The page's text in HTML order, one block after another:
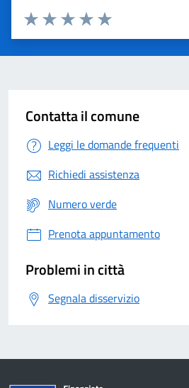
Valuta 5 stelle su 5
Valuta 4 stelle su 5
Valuta 3 stelle su 5
Valuta 2 stelle su 5
Valuta 1 stelle su 5
Contatta il comune
Leggi le domande frequenti
Richiedi assistenza
Numero verde
Prenota appuntamento
Problemi in città
Segnala disservizio